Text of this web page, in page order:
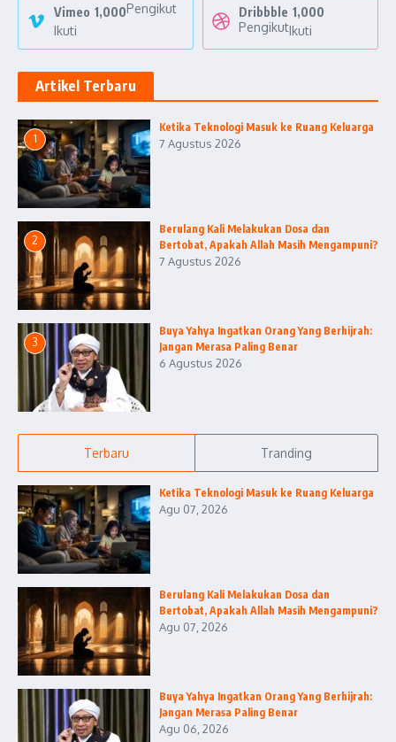
Vimeo 1,000Pengikut
Ikuti
Dribbble 1,000
PengikutIkuti
Artikel Terbaru
1
Ketika Teknologi Masuk ke Ruang Keluarga
7 Agustus 2026
2
Berulang Kali Melakukan Dosa dan
Bertobat, Apakah Allah Masih Mengampuni?
7 Agustus 2026
3
Buya Yahya Ingatkan Orang Yang Berhijrah:
Jangan Merasa Paling Benar
6 Agustus 2026
Terbaru Tranding
Ketika Teknologi Masuk ke Ruang Keluarga
Agu 07, 2026
Berulang Kali Melakukan Dosa dan
Bertobat, Apakah Allah Masih Mengampuni?
Agu 07, 2026
Buya Yahya Ingatkan Orang Yang Berhijrah:
Jangan Merasa Paling Benar
Agu 06, 2026